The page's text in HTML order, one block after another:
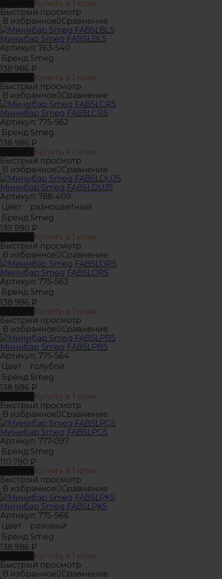
Купить в 1 клик
Быстрый просмотр
В избранное
Сравнение
Минибар Smeg FAB5LBL5
Артикул: 763-540
Бренд Smeg
138 986 ₽
Купить в 1 клик
Быстрый просмотр
В избранное
Сравнение
Минибар Smeg FAB5LCR5
Артикул: 775-562
Бренд Smeg
138 986 ₽
Купить в 1 клик
Быстрый просмотр
В избранное
Сравнение
Минибар Smeg FAB5LDUJ5
Артикул: 788-409
Цвет
разноцветный
Бренд Smeg
139 990 ₽
Купить в 1 клик
Быстрый просмотр
В избранное
Сравнение
Минибар Smeg FAB5LOR5
Артикул: 775-563
Бренд Smeg
138 986 ₽
Купить в 1 клик
Быстрый просмотр
В избранное
Сравнение
Минибар Smeg FAB5LPB5
Артикул: 775-564
Цвет
голубой
Бренд Smeg
138 986 ₽
Купить в 1 клик
Быстрый просмотр
В избранное
Сравнение
Минибар Smeg FAB5LPG5
Артикул: 777-097
Бренд Smeg
110 790 ₽
Купить в 1 клик
Быстрый просмотр
В избранное
Сравнение
Минибар Smeg FAB5LPK5
Артикул: 775-566
Цвет
розовый
Бренд Smeg
138 986 ₽
Купить в 1 клик
Быстрый просмотр
В избранное
Сравнение